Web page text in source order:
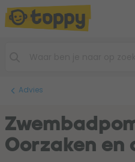
Advies
Oorzaken en